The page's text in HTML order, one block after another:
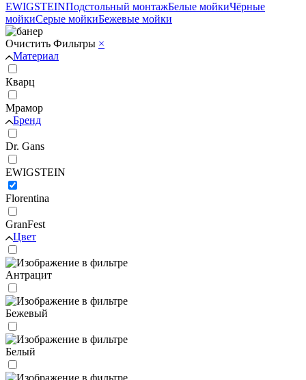
EWIGSTEINПодстольный монтажБелые мойкиЧёрные
мойкиСерые мойкиБежевые мойки
Очистить Фильтры ×
Материал
Кварц
Мрамор
Бренд
Dr. Gans
EWIGSTEIN
Florentina
GranFest
Цвет
Антрацит
Бежевый
Белый